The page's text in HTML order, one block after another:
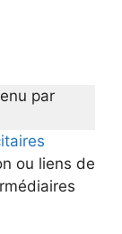
par
ou liens de